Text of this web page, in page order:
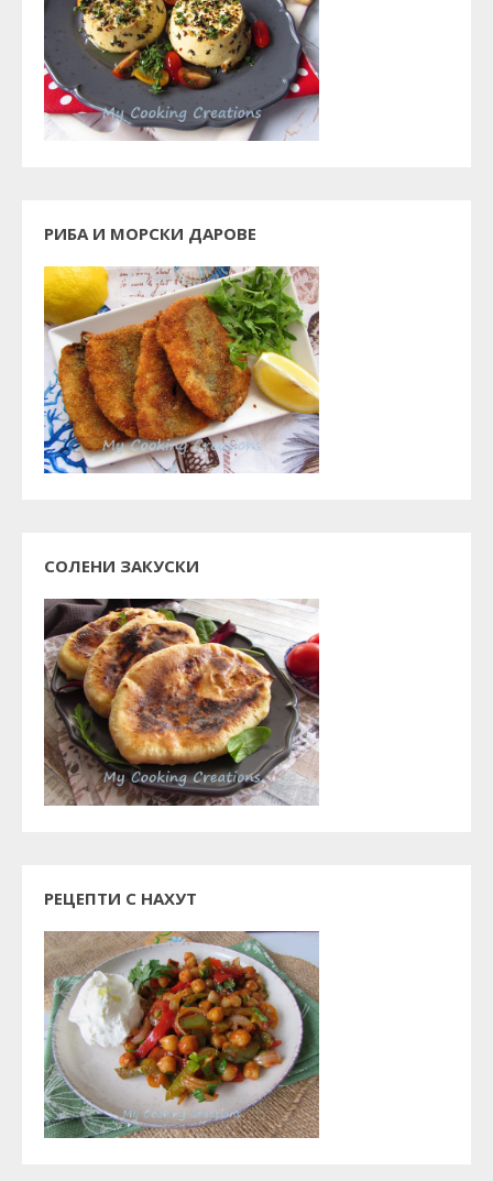
РИБА И МОРСКИ ДАРОВЕ
СОЛЕНИ ЗАКУСКИ
РЕЦЕПТИ С НАХУТ